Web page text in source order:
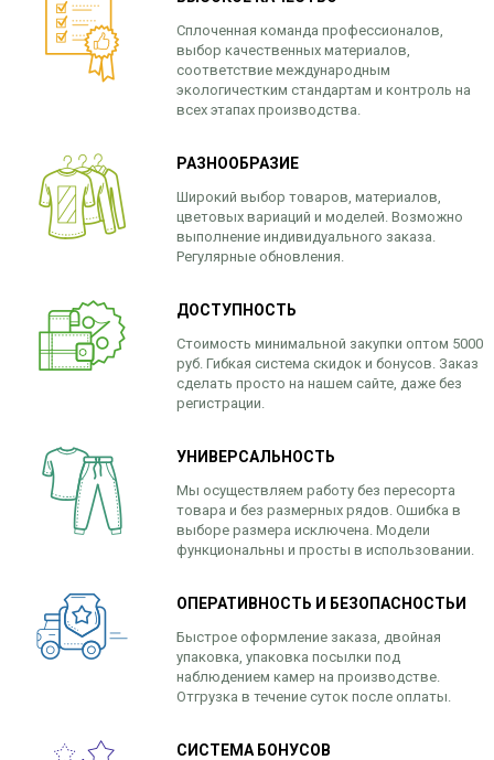
Сплоченная команда профессионалов,
выбор качественных материалов,
соответствие международным
экологичестким стандартам и контроль на
всех этапах производства.
РАЗНООБРАЗИЕ
Широкий выбор товаров, материалов,
цветовых вариаций и моделей. Возможно
выполнение индивидуального заказа.
Регулярные обновления.
ДОСТУПНОСТЬ
Стоимость минимальной закупки оптом 5000
руб. Гибкая система скидок и бонусов. Заказ
сделать просто на нашем сайте, даже без
регистрации.
УНИВЕРСАЛЬНОСТЬ
Мы осуществляем работу без пересорта
товара и без размерных рядов. Ошибка в
выборе размера исключена. Модели
функциональны и просты в использовании.
ОПЕРАТИВНОСТЬ И БЕЗОПАСНОСТЬИ
Быстрое оформление заказа, двойная
упаковка, упаковка посылки под
наблюдением камер на производстве.
Отгрузка в течение суток после оплаты.
СИСТЕМА БОНУСОВ